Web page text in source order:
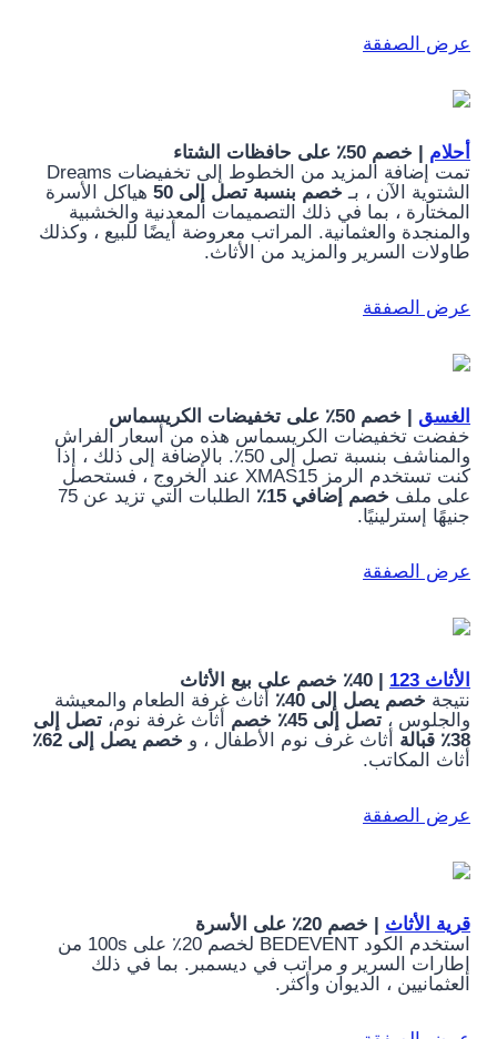
عرض الصفقة
أحلام | خصم 50٪ على حافظات الشتاء
تمت إضافة المزيد من الخطوط إلى تخفيضات Dreams
الشتوية الآن ، بـ خصم بنسبة تصل إلى 50
هياكل الأسرة
المختارة ، بما في ذلك التصميمات المعدنية والخشبية
والمنجدة والعثمانية. المراتب معروضة أيضًا للبيع ، وكذلك
طاولات السرير والمزيد من الأثاث.
عرض الصفقة
الغسق | خصم 50٪ على تخفيضات الكريسماس
خفضت تخفيضات الكريسماس هذه من أسعار الفراش
والمناشف بنسبة تصل إلى 50٪. بالإضافة إلى ذلك ، إذا
كنت تستخدم الرمز XMAS15 عند الخروج ، فستحصل
على ملف خصم إضافي 15٪
الطلبات التي تزيد عن 75
جنيهًا إسترلينيًا.
عرض الصفقة
الأثاث 123
| 40٪ خصم على بيع الأثاث
نتيجة خصم يصل إلى 40٪
أثاث غرفة الطعام والمعيشة
والجلوس ، تصل إلى 45٪ خصم أثاث غرفة نوم، تصل إلى
38٪ قبالة
أثاث غرف نوم الأطفال ، و خصم يصل إلى 62٪
أثاث المكاتب.
عرض الصفقة
قرية الأثاث | خصم 20٪ على الأسرة
استخدم الكود BEDEVENT لخصم 20٪ على 100s من
إطارات السرير و مراتب في ديسمبر. بما في ذلك
العثمانيين ، الديوان وأكثر.